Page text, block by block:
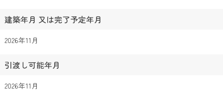
建築年月 又は完了予定年月
2026年11月
引渡し可能年月
2026年11月